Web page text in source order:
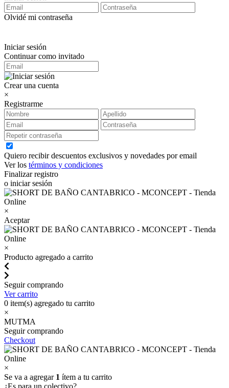
Olvidé mi contraseña
Iniciar sesión
Continuar como invitado
Crear una cuenta
×
Registrarme
Quiero recibir descuentos exclusivos y novedades por email
Ver los términos y condiciones
Finalizar registro
o iniciar sesión
×
Aceptar
×
Producto agregado a carrito
Seguir comprando
Ver carrito
0 item(s) agregado tu carrito
×
MUTMA
Seguir comprando
Checkout
×
Se va a agregar 1 ítem a tu carrito